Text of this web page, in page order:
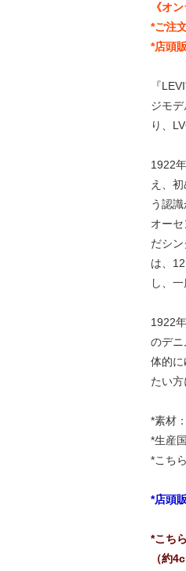
《オ
*ご注
*店頭
『
ジモ
り、
1922
え、
う認
オー
だシ
は、
し、
1922
のデ
体的
たい
*素材
*生産
*こち
*店頭
*こち
（約